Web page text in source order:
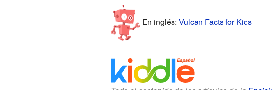
En inglés: Vulcan Facts for Kids